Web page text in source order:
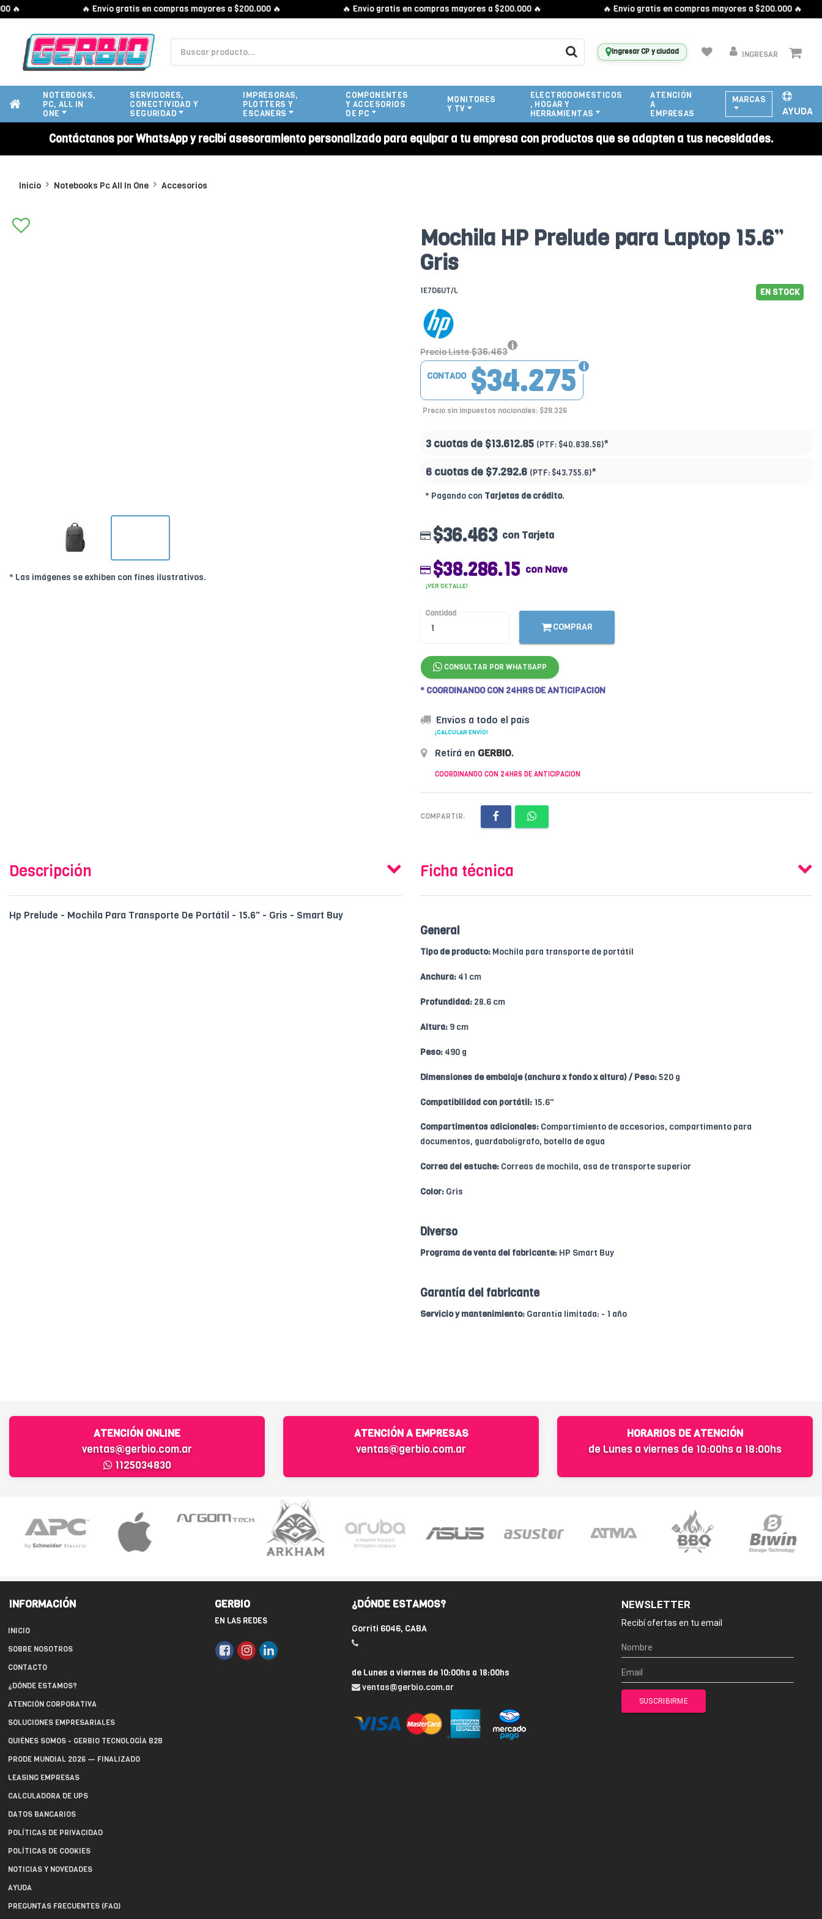
🔥 Envío gratis en compras mayores a $200.000 🔥 🔥 Envío gratis en compras mayores a $200.000 🔥 🔥 Envío gratis en compras mayores a $200.000 🔥
Ingresar CP y ciudad INGRESAR
NOTEBOOKS,
PC, ALL IN
ONE
SERVIDORES,
CONECTIVIDAD Y
SEGURIDAD
IMPRESORAS,
PLOTTERS Y
ESCANERS
COMPONENTES
Y ACCESORIOS
DE PC
MONITORES
Y TV
ELECTRODOMESTICOS
, HOGAR Y
HERRAMIENTAS
ATENCIÓN
A
EMPRESAS
MARCAS
AYUDA
Contáctanos por WhatsApp y recibí asesoramiento personalizado para equipar a tu empresa con productos que se adapten a tus necesidades.
Inicio Notebooks Pc All In One Accesorios
* Las imágenes se exhiben con fines ilustrativos.
Mochila HP Prelude para Laptop 15.6”
Gris
1E7D6UT/L EN STOCK
Precio Lista $36.463
$34.275
CONTADO
Precio sin impuestos nacionales: $28.326
3 cuotas de $13.612.85 (PTF: $40.838.56)*
6 cuotas de $7.292.6 (PTF: $43.755.6)*
* Pagando con Tarjetas de crédito.
$36.463 con Tarjeta
$38.286.15 con Nave
¡VER DETALLE!
Cantidad
COMPRAR
CONSULTAR POR WHATSAPP
* COORDINANDO CON 24HRS DE ANTICIPACION
Envíos a todo el país
¡CALCULAR ENVÍO!
Retirá en GERBIO.
COORDINANDO CON 24HRS DE ANTICIPACION
COMPARTIR:
Descripción
Hp Prelude - Mochila Para Transporte De Portátil - 15.6" - Gris - Smart Buy
Ficha técnica
General
Tipo de producto: Mochila para transporte de portátil
Anchura: 41 cm
Profundidad: 28.6 cm
Altura: 9 cm
Peso: 490 g
Dimensiones de embalaje (anchura x fondo x altura) / Peso:520 g
Compatibilidad con portátil: 15.6"
Compartimentos adicionales: Compartimiento de accesorios, compartimento para
documentos, guardabolígrafo, botella de agua
Correa del estuche: Correas de mochila, asa de transporte superior
Color: Gris
Diverso
Programa de venta del fabricante: HP Smart Buy
Garantía del fabricante
Servicio y mantenimiento: Garantía limitada: - 1 año
ATENCIÓN ONLINE
ventas@gerbio.com.ar
1125034830
ATENCIÓN A EMPRESAS
ventas@gerbio.com.ar
HORARIOS DE ATENCIÓN
de Lunes a viernes de 10:00hs a 18:00hs
INFORMACIÓN
INICIO
SOBRE NOSOTROS
CONTACTO
¿DÓNDE ESTAMOS?
ATENCIÓN CORPORATIVA
SOLUCIONES EMPRESARIALES
QUIÉNES SOMOS - GERBIO TECNOLOGÍA B2B
PRODE MUNDIAL 2026 — FINALIZADO
LEASING EMPRESAS
CALCULADORA DE UPS
DATOS BANCARIOS
POLÍTICAS DE PRIVACIDAD
POLÍTICAS DE COOKIES
NOTICIAS Y NOVEDADES
AYUDA
PREGUNTAS FRECUENTES (FAQ)
GERBIO
EN LAS REDES
¿DÓNDE ESTAMOS?
Gorriti 6046, CABA
de Lunes a viernes de 10:00hs a 18:00hs
ventas@gerbio.com.ar
NEWSLETTER
Recibí ofertas en tu email